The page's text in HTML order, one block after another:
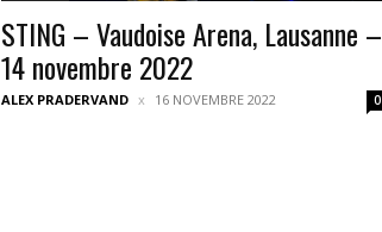
STING – Vaudoise Arena, Lausanne –
14 novembre 2022
ALEX PRADERVAND 16 NOVEMBRE 2022 0